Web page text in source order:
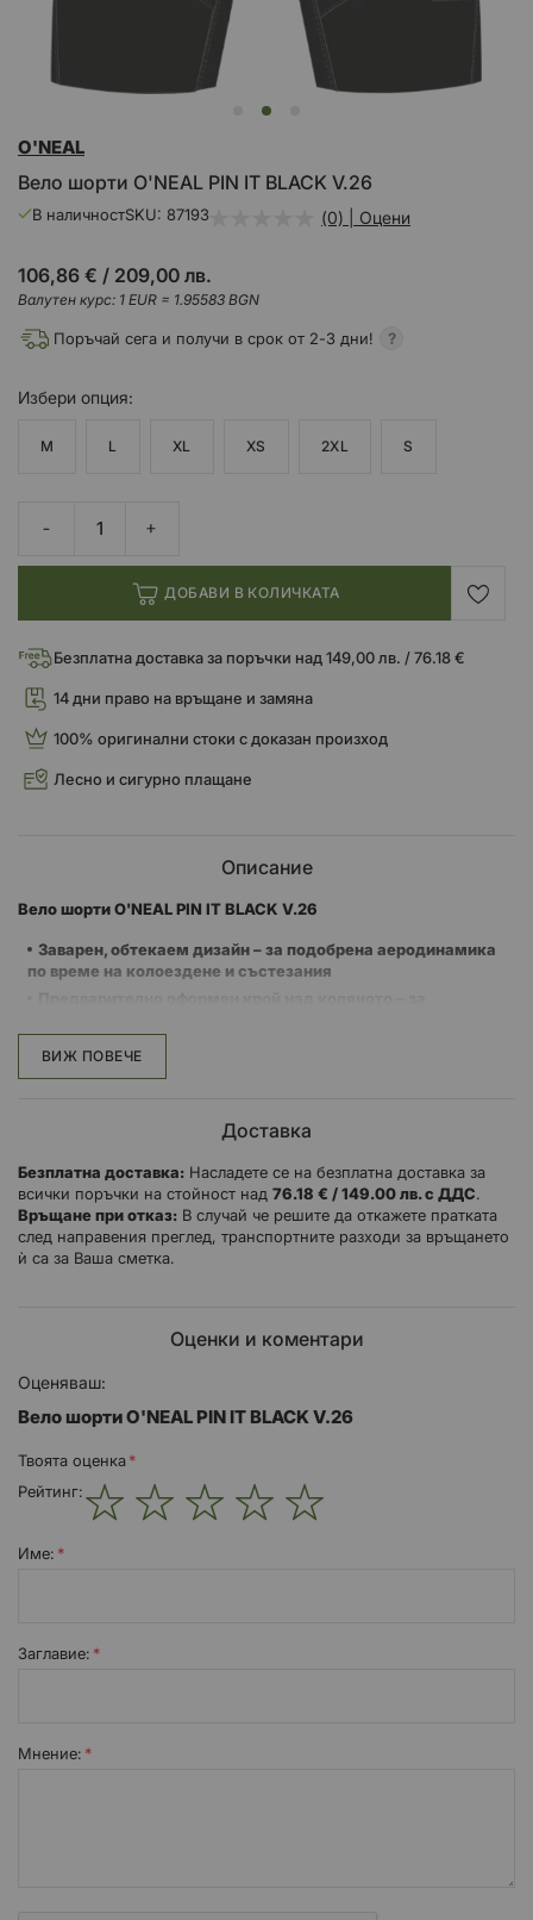
към
на
галерия
Вело шорти O'NEAL PIN IT BLACK V.26
O'NEAL
В наличностSKU 87193 (0) | Оцени
106,86 € / 209,00 лв.
Валутен курс: 1 EUR = 1.95583 BGN
Поръчай сега и получи в срок от 2-3 дни!
Избери опция
M L XL XS 2XL S
ДОБАВИ В КОЛИЧКАТА
Безплатна доставка за поръчки над 149,00 лв. / 76.18 €
14 дни право на връщане и замяна
100% оригинални стоки с доказан произход
Лесно и сигурно плащане
Описание
Вело шорти O'NEAL PIN IT BLACK V.26
Заварен, обтекаем дизайн– за подобрена аеродинамика
по време на колоездене и състезания
Бързосъхнеща и охлаждаща материя
Антибактериално покритие
идеално за дълги преходи
4-посочна еластичност– максимална гъвкавост без
компромис с прилягането
Вентилационни отвори – за допълнителна дишаемост при
интензивно натоварване
комфорт при продължително носене
сигурен силует
Регулируема талия – за индивидуално и стабилно
Без PFAS (C0) покритие
ВИЖ ПОВЕЧЕ
Доставка
Безплатна доставка: Насладете се на безплатна доставка за
всички поръчки на стойност над 76.18 € / 149.00 лв. с ДДС.
Връщане при отказ: В случай че решите да откажете пратката
след направения преглед, транспортните разходи за връщането
ѝ са за Ваша сметка.
Оценки и коментари
Оценяваш:
Вело шорти O'NEAL PIN IT BLACK V.26
Твоята оценка
Рейтинг:
Име:
Заглавиe:
Мнение: